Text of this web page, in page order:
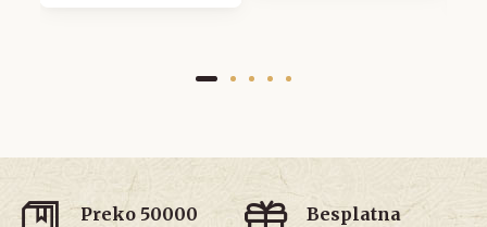
Preko 50000
Besplatna